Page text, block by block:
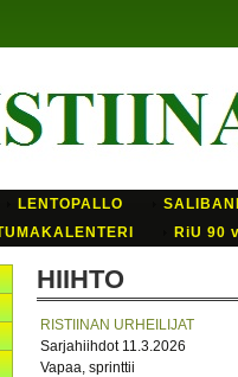
LENTOPALLO
RiU 90
HIIHTO
RISTIINAN URHEILIJAT
Sarjahiihdot 11.3.2026
Vapaa, sprinttii